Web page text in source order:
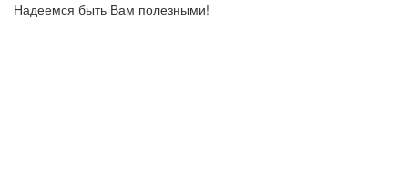
Надеемся быть Вам полезными!